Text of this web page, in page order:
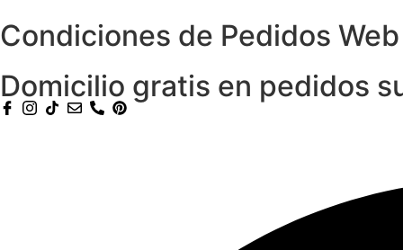
Condiciones de Pedidos Web
Domicilio gratis en pedidos